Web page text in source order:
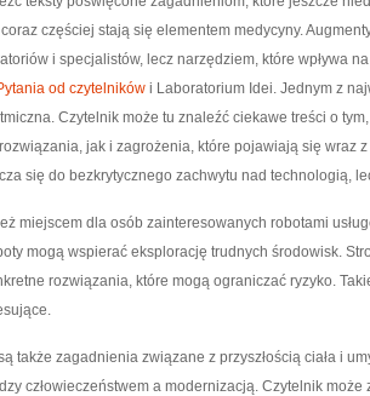
częściej stają się elementem medycyny.
i specjalistów, lecz narzędziem, które wpływa
od czytelników i Laboratorium Idei. Jednym z
Czytelnik może tu znaleźć ciekawe treści o
jak i zagrożenia, które pojawiają się wraz
się do bezkrytycznego zachwytu nad technologią,
miejscem dla osób zainteresowanych robotami
mogą wspierać eksplorację trudnych środowisk.
rozwiązania, które mogą ograniczać ryzyko.
także zagadnienia związane z przyszłością ciała i
człowieczeństwem a modernizacją. Czytelnik